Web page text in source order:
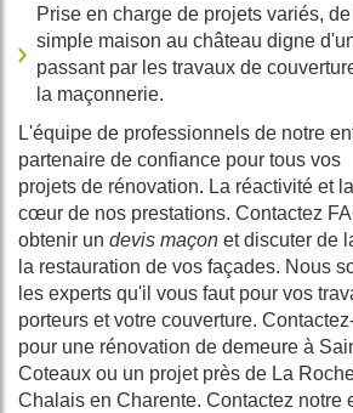
Prise en charge de projets variés,
simple maison au château digne
passant par les travaux de
la maçonnerie.
L'équipe de professionnels de notre
partenaire de confiance pour tous vos
projets de rénovation. La réactivité et
cœur de nos prestations. Contactez
obtenir un devis maçon et discuter de
la restauration de vos façades. Nous
les experts qu'il vous faut pour vos
porteurs et votre couverture. Contactez
pour une rénovation de demeure à
Coteaux ou un projet près de La
Chalais en Charente. Contactez notre